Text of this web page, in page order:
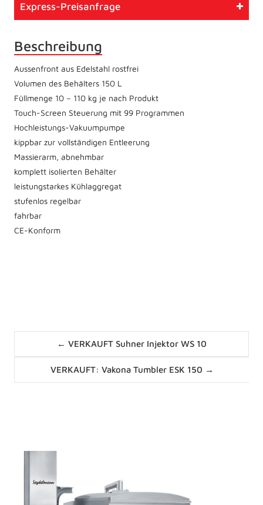
Zustand
Express-Preisanfrage
Beschreibung
Aussenfront aus Edelstahl rostfrei
Volumen des Behälters 150 L
Füllmenge 10 – 110 kg je nach Produkt
Touch-Screen Steuerung mit 99 Programmen
Hochleistungs-Vakuumpumpe
kippbar zur vollständigen Entleerung
Massierarm, abnehmbar
komplett isolierten Behälter
leistungstarkes Kühlaggregat
stufenlos regelbar
fahrbar
CE-Konform
navigation
← VERKAUFT Suhner Injektor WS 10
navigation
VERKAUFT: Vakona Tumbler ESK 150 →